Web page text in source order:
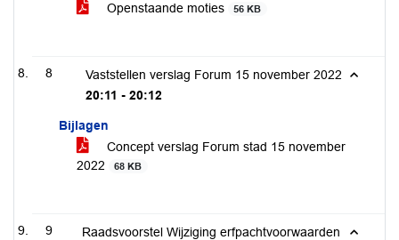
Openstaande moties 56 KB
8
Vaststellen verslag Forum 15 november 2022
20:11 - 20:12
Bijlagen
Concept verslag Forum stad 15 november
2022
68 KB
9
Raadsvoorstel Wijziging erfpachtvoorwaarden